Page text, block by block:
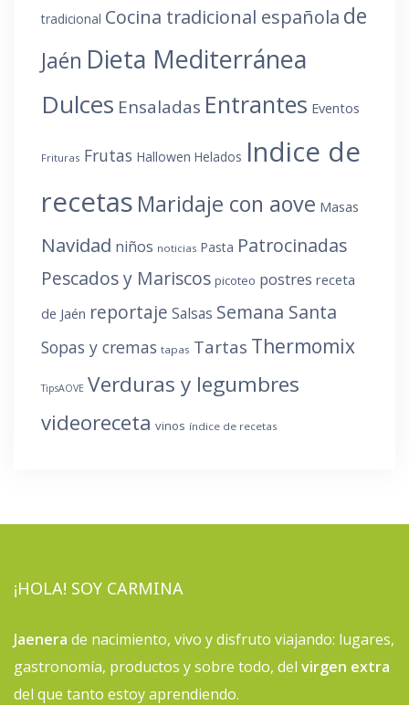
tradicional Cocina tradicional española de
Jaén Dieta Mediterránea
Dulces Ensaladas Entrantes Eventos
Frituras Frutas Hallowen Helados Indice de
recetas Maridaje con aove Masas
Navidad niños noticias Pasta Patrocinadas
Pescados y Mariscos picoteo postres receta
de Jaén reportaje Salsas Semana Santa
Sopas y cremas tapas Tartas Thermomix
TipsAOVE Verduras y legumbres
videoreceta vinos índice de recetas
¡HOLA! SOY CARMINA
Jaenera de nacimiento, vivo y disfruto viajando: lugares,
gastronomía, productos y sobre todo, del virgen extra
del que tanto estoy aprendiendo.